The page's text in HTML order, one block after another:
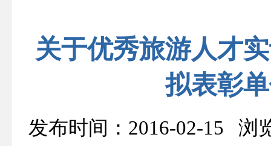
关于优秀旅游人才
拟表彰
发布时间：2016-02-15 浏